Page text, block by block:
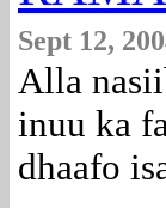
Sept 12,
Alla
inuu ka
dhaafo